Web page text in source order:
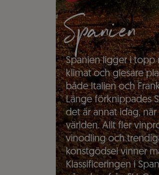
Spanien
Spanien ligger i topp
klimat och glesare
både Italien och
Länge förknippades
det är annat idag,
världen. Allt fler
vinodling och
konstgödsel vinner
Klassificeringen i